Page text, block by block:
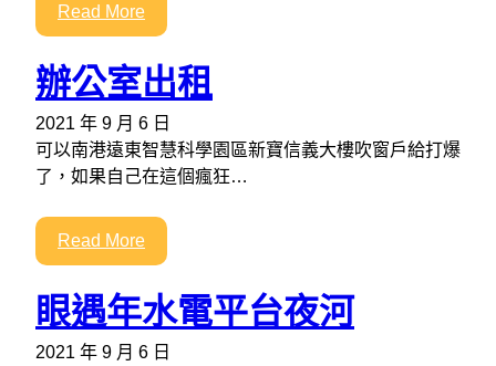
Read More
辦公室出租
2021 年 9 月 6 日
可以南港遠東智慧科學園區新寶信義大樓吹窗戶給打爆
了，如果自己在這個瘋狂…
Read More
眼遇年水電平台夜河
2021 年 9 月 6 日